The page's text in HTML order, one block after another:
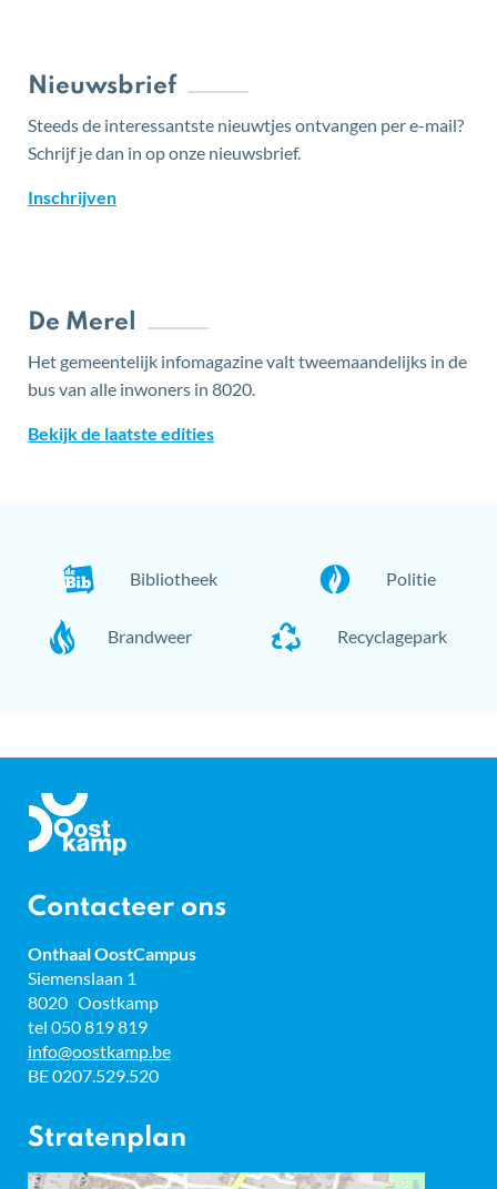
Nieuwsbrief
Steeds de interessantste nieuwtjes ontvangen per e-mail?
Schrijf je dan in op onze nieuwsbrief.
Inschrijven
De Merel
Het gemeentelijk infomagazine valt tweemaandelijks in de
bus van alle inwoners in 8020.
Bekijk de laatste edities
Quick
links
Bibliotheek Politie
Brandweer Recyclagepark
Gemeente
Oostkamp
Contacteer ons
Onthaal OostCampus
Adres
Siemenslaan 1
8020 Oostkamp
tel 050 819 819
E-
mail
info@oostkamp.be
BTW
BE 0207.529.520
Stratenplan